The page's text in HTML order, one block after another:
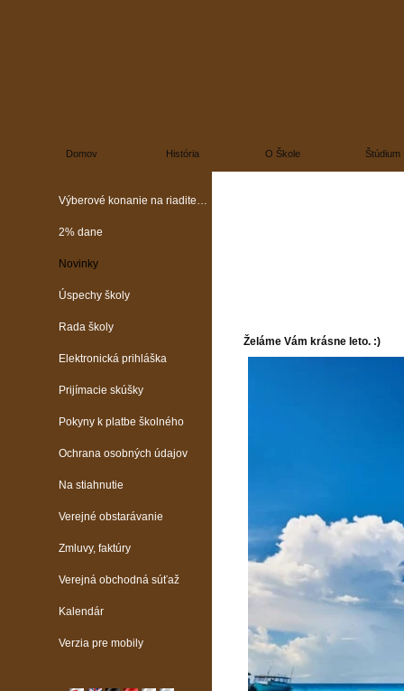
Domov História O Škole Štúdium
Výberové konanie na riaditeľa školy
2% dane
Novinky
Úspechy školy
Rada školy
Elektronická prihláška
Prijímacie skúšky
Pokyny k platbe školného
Ochrana osobných údajov
Na stiahnutie
Verejné obstarávanie
Zmluvy, faktúry
Verejná obchodná súťaž
Kalendár
Verzia pre mobily
Želáme Vám krásne leto. :)